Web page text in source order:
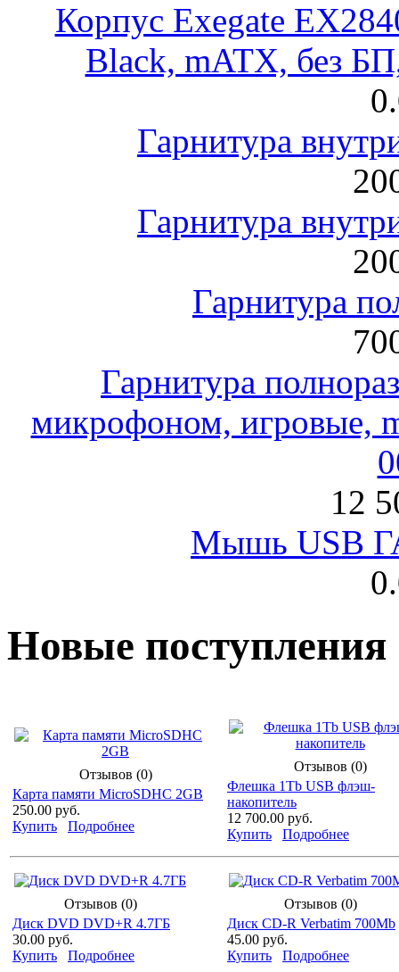
Корпус Exegate
Black, mATX, без
Гарнитура
Гарнитура
Гарнитура
Гарнитура
микрофоном, игровые,
12
Мышь USB
Новые поступления
Отзывов (0)
Карта памяти MicroSDHC 2GB
250.00 руб.
Купить
Подробнее
Отзывов (0)
Флешка 1Tb USB флэш-
накопитель
12 700.00 руб.
Купить
Подробнее
Отзывов (0)
Диск DVD DVD+R 4.7ГБ
30.00 руб.
Купить
Подробнее
Отзывов (0)
Диск CD-R Verbatim 700Mb
45.00 руб.
Купить
Подробнее